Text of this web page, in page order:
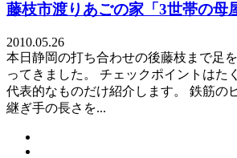
藤枝市渡りあごの家「3世帯の母
2010.05.26
本日静岡の打ち合わせの後藤枝まで足
ってきました。 チェックポイントはた
代表的なものだけ紹介します。 鉄筋の
継ぎ手の長さを...